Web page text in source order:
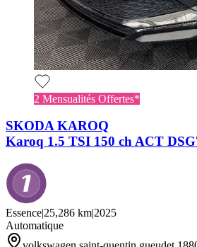
2 Mensualités Offertes*
SKODA KAROQ
Karoq 1.5 TSI 150 ch ACT
Essence|25,286 km|2025
Automatique